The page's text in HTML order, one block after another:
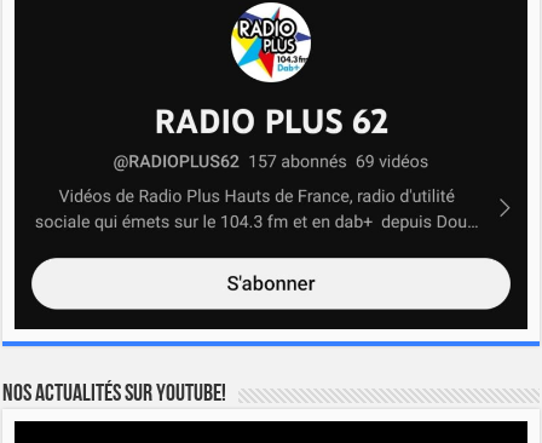
Nos actualités sur YOUTUBE!